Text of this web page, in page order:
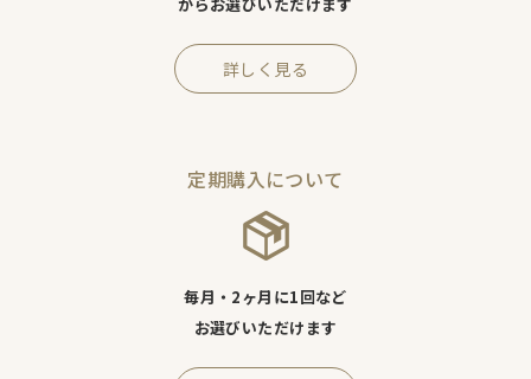
からお選びいただけます
詳しく見る
定期購入について
毎月・2ヶ月に1回など
お選びいただけます